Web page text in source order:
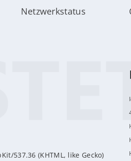
Netzwerkstatus
537.36 (KHTML, like Gecko)